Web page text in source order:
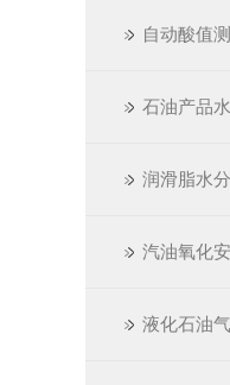
自动酸值
石油产品
润滑脂水
汽油氧化
液化石油